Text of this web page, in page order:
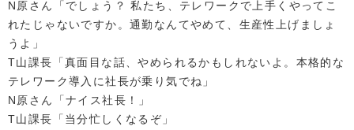
N原さん「でしょう？ 私たち、テレワークで上手くやってこ
れたじゃないですか。通勤なんてやめて、生産性上げましょ
うよ」
T山課長「真面目な話、やめられるかもしれないよ。本格的な
テレワーク導入に社長が乗り気でね」
N原さん「ナイス社長！」
T山課長「当分忙しくなるぞ」